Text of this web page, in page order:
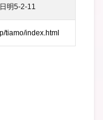
明5-2-11
tiamo/index.html